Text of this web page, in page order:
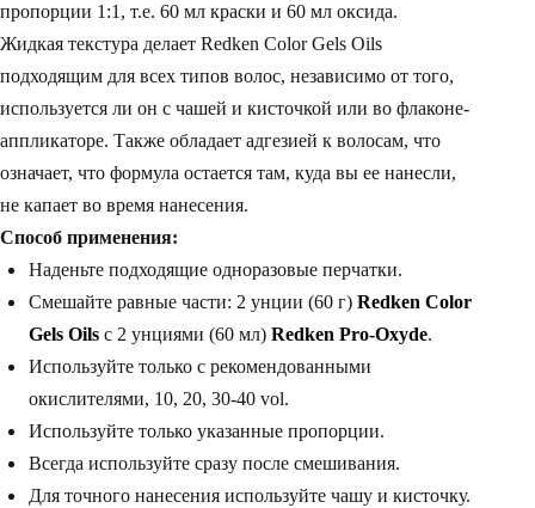
пропорции 1:1, т.е. 60 мл краски и 60 мл оксида.
Жидкая текстура делает Redken Color Gels Oils
подходящим для всех типов волос, независимо от того,
используется ли он с чашей и кисточкой или во флаконе-
аппликаторе. Также обладает адгезией к волосам, что
означает, что формула остается там, куда вы ее нанесли,
не капает во время нанесения.
Способ применения:
Наденьте подходящие одноразовые перчатки.
Смешайте равные части: 2 унции (60 г) Redken Color
Gels Oils с 2 унциями (60 мл) Redken Pro-Oxyde.
Используйте только с рекомендованными
окислителями, 10, 20, 30-40 vol.
Используйте только указанные пропорции.
Всегда используйте сразу после смешивания.
Для точного нанесения используйте чашу и кисточку.